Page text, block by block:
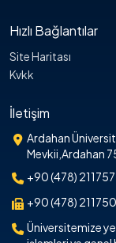
Hızlı Bağlantılar
Site Haritası
Kvkk
İletişim
Ardahan
Mevkii,Ardahan
+90 (478)
+90 (478)
Üniversitemize